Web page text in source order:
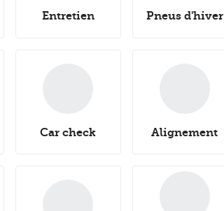
Entretien Pneus d'hiver
Car check Alignement